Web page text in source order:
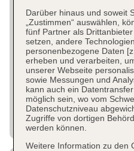
Darüber hinaus und soweit
„Zustimmen“ auswählen,
fünf Partner als
setzen, andere
personenbezogene Daten
erheben und verarbeiten,
unserer Webseite
sowie Messungen und
kann auch ein
möglich sein, wo vom
Datenschutzniveau
Zugriffe von dortigen
werden können.
Weitere Information zu den